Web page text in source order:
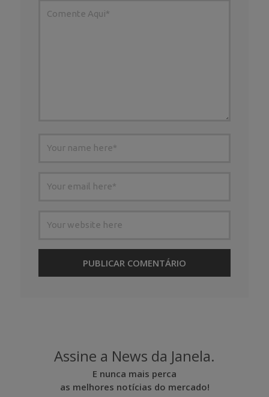
Assine a News da Janela.
E nunca mais perca
as melhores notícias do mercado!